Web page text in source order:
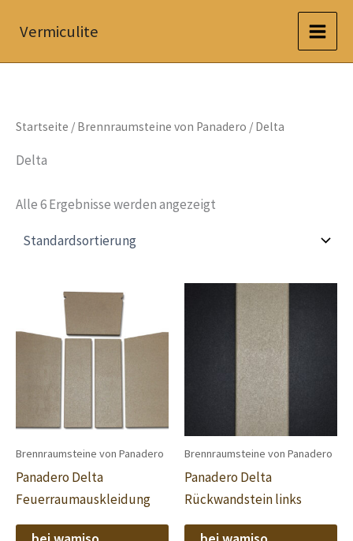
InhaltVermiculite
Startseite / Brennraumsteine von Panadero / Delta
Delta
Alle 6 Ergebnisse werden angezeigt
Brennraumsteine von Panadero
Panadero Delta
Feuerraumauskleidung
Brennraumsteine von Panadero
Panadero Delta
Rückwandstein links